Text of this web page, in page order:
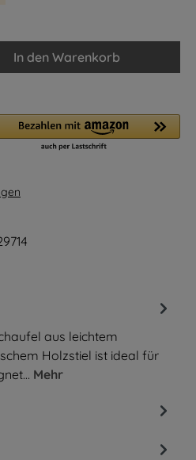
In den Warenkorb
aus leichtem
Holzstiel ist ideal für
Mehr